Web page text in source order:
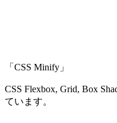
「CSS Minify」
CSS Flexbox, Grid, Box
ています。